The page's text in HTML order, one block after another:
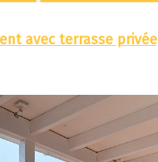
avec terrasse privée